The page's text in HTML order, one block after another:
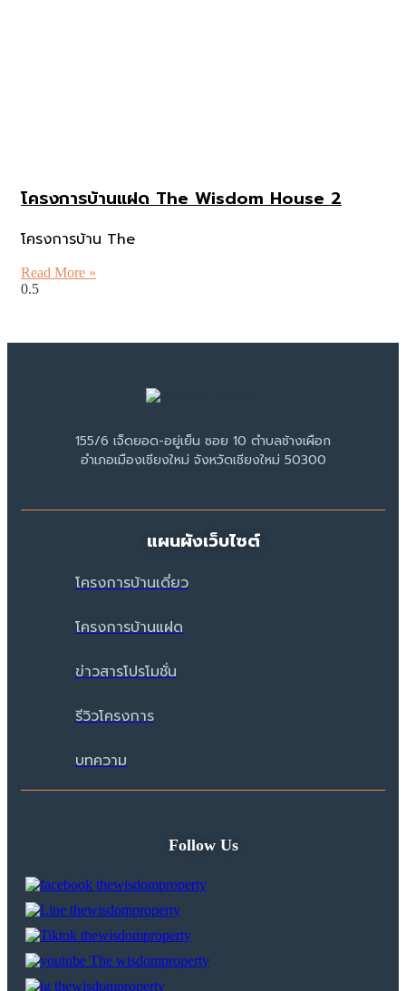
โครงการบ้านแฝด The Wisdom House 2
โครงการบ้าน The
Read More »
155/6 เจ็ดยอด-อยู่เย็น ซอย 10 ตำบลช้างเผือก
อำเภอเมืองเชียงใหม่ จังหวัดเชียงใหม่ 50300
แผนผังเว็บไซต์
โครงการบ้านเดี่ยว
โครงการบ้านแฝด
ข่าวสารโปรโมชั่น
รีวิวโครงการ
บทความ
Follow Us